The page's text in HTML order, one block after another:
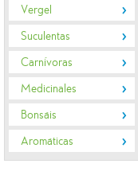
Vergel
Suculentas
Carnívoras
Medicinales
Bonsáis
Aromáticas